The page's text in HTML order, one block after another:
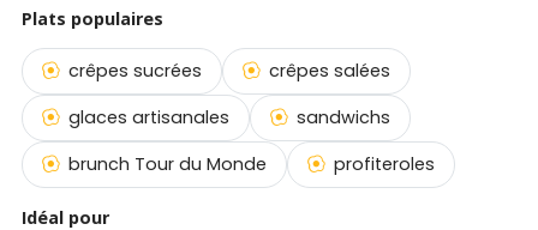
Plats populaires
crêpes sucrées
crêpes salées
glaces artisanales
sandwichs
brunch Tour du Monde
profiteroles
Idéal pour